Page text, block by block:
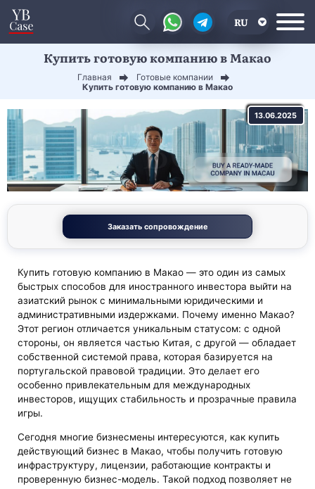
RU
Купить готовую компанию в Макао
Главная
Готовые компании
Купить готовую компанию в Макао
13.06.2025
Заказать сопровождение
Купить готовую компанию в Макао — это один из самых
быстрых способов для иностранного инвестора выйти на
азиатский рынок с минимальными юридическими и
административными издержками. Почему именно Макао?
Этот регион отличается уникальным статусом: с одной
стороны, он является частью Китая, с другой — обладает
собственной системой права, которая базируется на
португальской правовой традиции. Это делает его
особенно привлекательным для международных
инвесторов, ищущих стабильность и прозрачные правила
игры.
Сегодня многие бизнесмены интересуются, как купить
действующий бизнес в Макао, чтобы получить готовую
инфраструктуру, лицензии, работающие контракты и
проверенную бизнес-модель. Такой подход позволяет не